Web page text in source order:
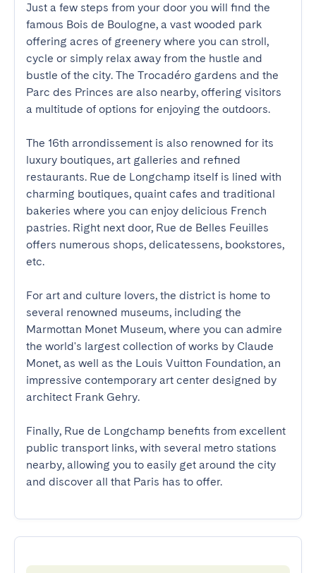
Just a few steps from your door you will find the
famous Bois de Boulogne, a vast wooded park
offering acres of greenery where you can stroll,
cycle or simply relax away from the hustle and
bustle of the city. The Trocadéro gardens and the
Parc des Princes are also nearby, offering visitors
a multitude of options for enjoying the outdoors.
The 16th arrondissement is also renowned for its
luxury boutiques, art galleries and refined
restaurants. Rue de Longchamp itself is lined with
charming boutiques, quaint cafes and traditional
bakeries where you can enjoy delicious French
pastries. Right next door, Rue de Belles Feuilles
offers numerous shops, delicatessens, bookstores,
etc.
For art and culture lovers, the district is home to
several renowned museums, including the
Marmottan Monet Museum, where you can admire
the world's largest collection of works by Claude
Monet, as well as the Louis Vuitton Foundation, an
impressive contemporary art center designed by
architect Frank Gehry.
Finally, Rue de Longchamp benefits from excellent
public transport links, with several metro stations
nearby, allowing you to easily get around the city
and discover all that Paris has to offer.